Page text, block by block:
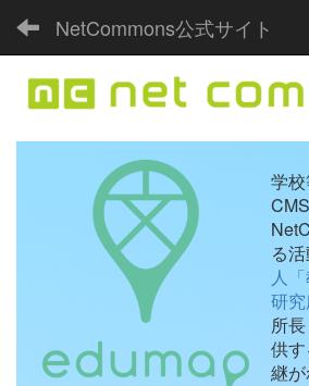
NetCommons公式サイト
学
る活
人
研究
所
供す
継が